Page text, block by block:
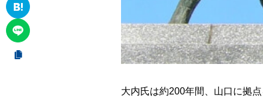
大内氏は約200年間、山口に拠